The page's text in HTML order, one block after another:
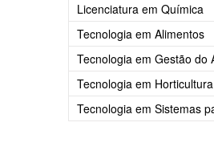
Licenciatura em Química
Tecnologia em Alimentos
Tecnologia em Gestão do
Tecnologia em Horticultura
Tecnologia em Sistemas